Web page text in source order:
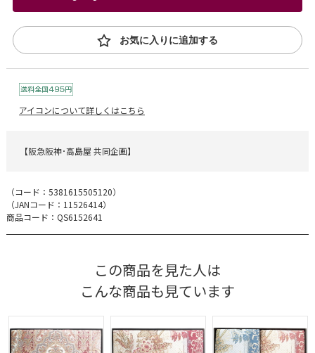
お気に入りに追加する
アイコンについて詳しくはこちら
【阪急阪神･高島屋 共同企画】
（コード： 5381615505120）
（JANコード： 11526414）
商品コード：QS6152641
この商品を見た人は
こんな商品も見ています